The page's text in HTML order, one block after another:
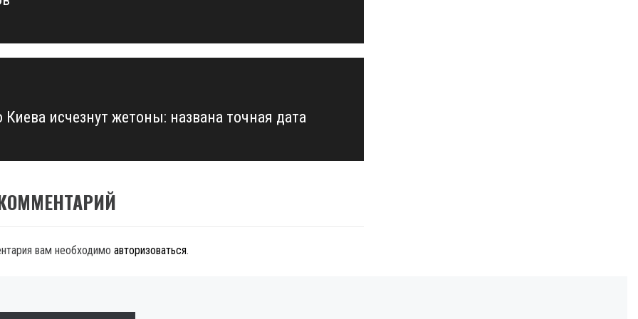
Киева исчезнут жетоны: названа точная дата
вам необходимо авторизоваться.